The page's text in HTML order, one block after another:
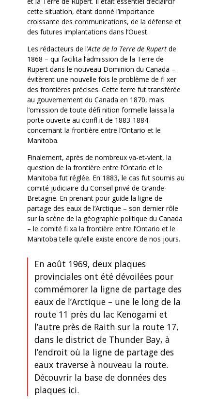
cette situation, étant donné l’importance
croissante des communications, de la défense et
des futures implantations dans l’Ouest.
Les rédacteurs de l’Acte de la Terre de Rupertde
1868 – qui facilita l’admission de la Terre de
Rupert dans le nouveau Dominion du Canada –
évitèrent une nouvelle fois le problème de fi xer
des frontières précises. Cette terre fut transférée
au gouvernement du Canada en 1870, mais
l’omission de toute défi nition formelle laissa la
porte ouverte au confl it de 1883-1884
concernant la frontière entre l’Ontario et le
Manitoba.
Finalement, après de nombreux va-et-vient, la
question de la frontière entre l’Ontario et le
Manitoba fut réglée. En 1883, le cas fut soumis au
comité judiciaire du Conseil privé de Grande-
Bretagne. En prenant pour guide la ligne de
partage des eaux de l’Arctique – son dernier rôle
sur la scène de la géographie politique du Canada
– le comité fi xa la frontière entre l’Ontario et le
Manitoba telle qu’elle existe encore de nos jours.
En août 1969, deux plaques
provinciales ont été dévoilées pour
commémorer la ligne de partage des
eaux de l’Arctique – une le long de la
route 11 près du lac Kenogami et
l’autre près de Raith sur la route 17,
dans le district de Thunder Bay, à
l’endroit où la ligne de partage des
eaux traverse à nouveau la route.
Découvrir la base de données des
plaques ici.